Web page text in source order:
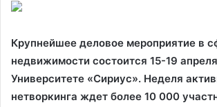
Крупнейшее деловое мероприятие в
недвижимости состоится 15-19
Университете «Сириус». Неделя
нетворкинга ждет более 10 000